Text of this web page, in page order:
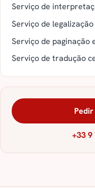
Serviço de
Serviço de
Serviço de paginação
Serviço de tradução
+33 9